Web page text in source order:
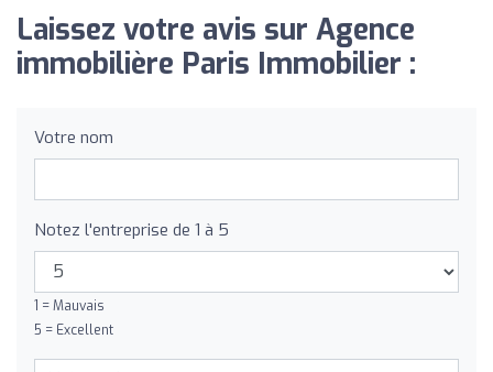
Laissez votre avis sur Agence
immobilière Paris Immobilier :
Votre nom
Notez l'entreprise de 1 à 5
1 = Mauvais
5 = Excellent